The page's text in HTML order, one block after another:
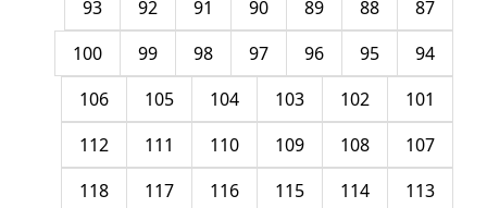
87
88
89
90
91
92
93
94
95
96
97
98
99
100
101
102
103
104
105
106
107
108
109
110
111
112
113
114
115
116
117
118